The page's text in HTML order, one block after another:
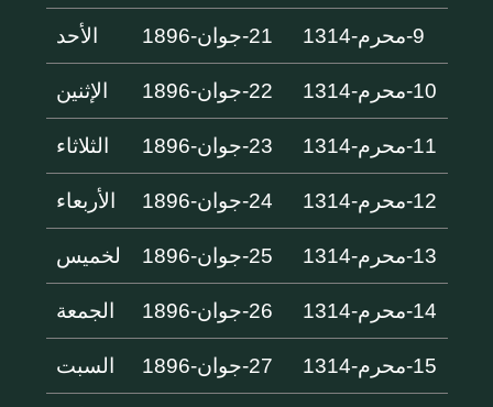
9-محرم-1314 21-جوان-1896 الأحد
10-محرم-1314 22-جوان-1896 الإثنين
11-محرم-1314 23-جوان-1896 الثلاثاء
12-محرم-1314 24-جوان-1896 الأربعاء
13-محرم-1314 25-جوان-1896 لخميس
14-محرم-1314 26-جوان-1896 الجمعة
15-محرم-1314 27-جوان-1896 السبت